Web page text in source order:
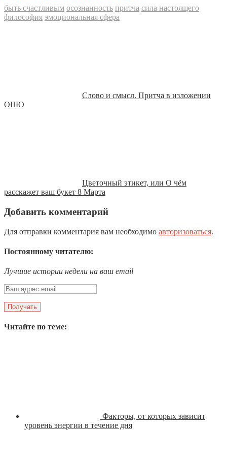
быть счастливым осознанность притча сила настоящего
философия эмоциональная сфера
Слово и смысл. Притча в изложении
ОШО
Цветочный этикет, или О чём
расскажет ваш букет 8 Марта
Добавить комментарий
Для отправки комментария вам необходимо авторизоваться.
Постоянному читателю:
Лучшие истории недели на ваш email
Читайте по теме:
Факторы, от которых зависит
уровень энергии в течение дня